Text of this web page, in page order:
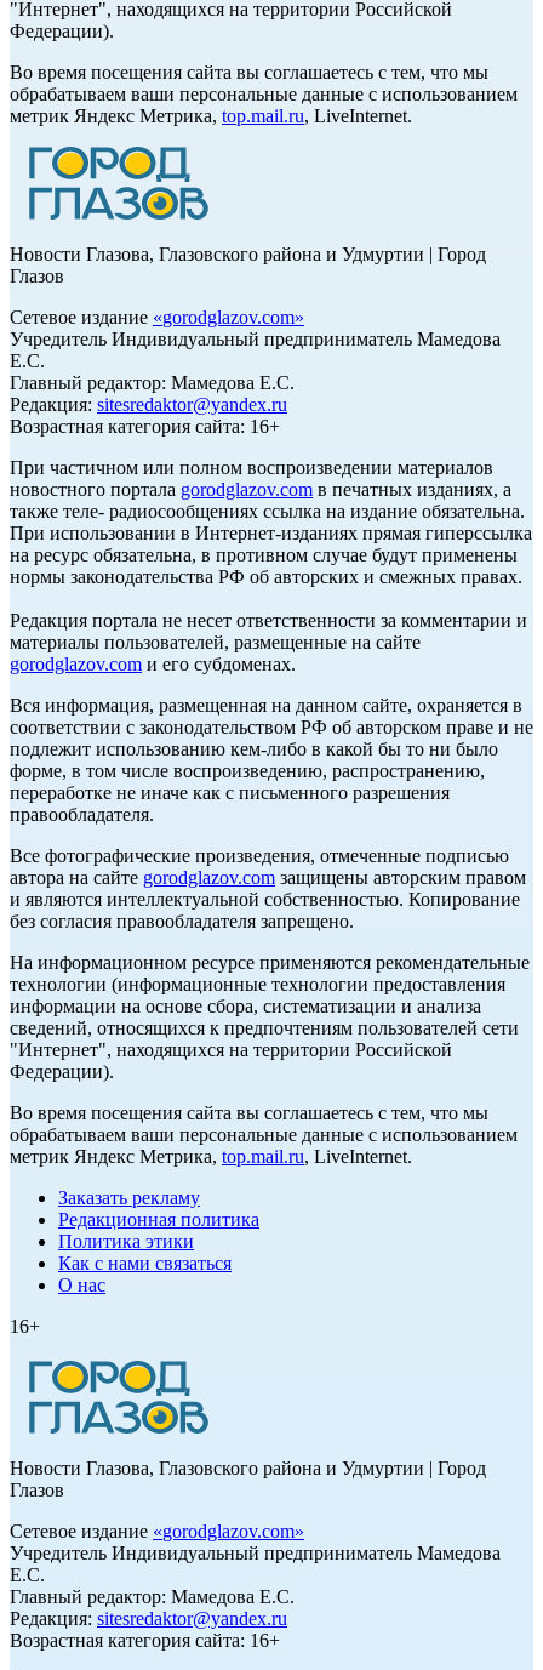
"Интернет", находящихся на территории Российской
Федерации).
Во время посещения сайта вы соглашаетесь с тем, что мы
обрабатываем ваши персональные данные с использованием
метрик Яндекс Метрика, top.mail.ru, LiveInternet.
Новости Глазова, Глазовского района и Удмуртии | Город
Глазов
Сетевое издание «gorodglazov.com»
Учредитель Индивидуальный предприниматель Мамедова
Е.С.
Главный редактор: Мамедова Е.С.
Редакция: sitesredaktor@yandex.ru
Возрастная категория сайта: 16+
При частичном или полном воспроизведении материалов
новостного портала gorodglazov.com в печатных изданиях, а
также теле- радиосообщениях ссылка на издание обязательна.
При использовании в Интернет-изданиях прямая гиперссылка
на ресурс обязательна, в противном случае будут применены
нормы законодательства РФ об авторских и смежных правах.
Редакция портала не несет ответственности за комментарии и
материалы пользователей, размещенные на сайте
gorodglazov.com и его субдоменах.
Вся информация, размещенная на данном сайте, охраняется в
соответствии с законодательством РФ об авторском праве и не
подлежит использованию кем-либо в какой бы то ни было
форме, в том числе воспроизведению, распространению,
переработке не иначе как с письменного разрешения
правообладателя.
Все фотографические произведения, отмеченные подписью
автора на сайте gorodglazov.com защищены авторским правом
и являются интеллектуальной собственностью. Копирование
без согласия правообладателя запрещено.
На информационном ресурсе применяются рекомендательные
технологии (информационные технологии предоставления
информации на основе сбора, систематизации и анализа
сведений, относящихся к предпочтениям пользователей сети
"Интернет", находящихся на территории Российской
Федерации).
Во время посещения сайта вы соглашаетесь с тем, что мы
обрабатываем ваши персональные данные с использованием
метрик Яндекс Метрика, top.mail.ru, LiveInternet.
Заказать рекламу
Редакционная политика
Политика этики
Как с нами связаться
О нас
16+
Новости Глазова, Глазовского района и Удмуртии | Город
Глазов
Сетевое издание «gorodglazov.com»
Учредитель Индивидуальный предприниматель Мамедова
Е.С.
Главный редактор: Мамедова Е.С.
Редакция: sitesredaktor@yandex.ru
Возрастная категория сайта: 16+